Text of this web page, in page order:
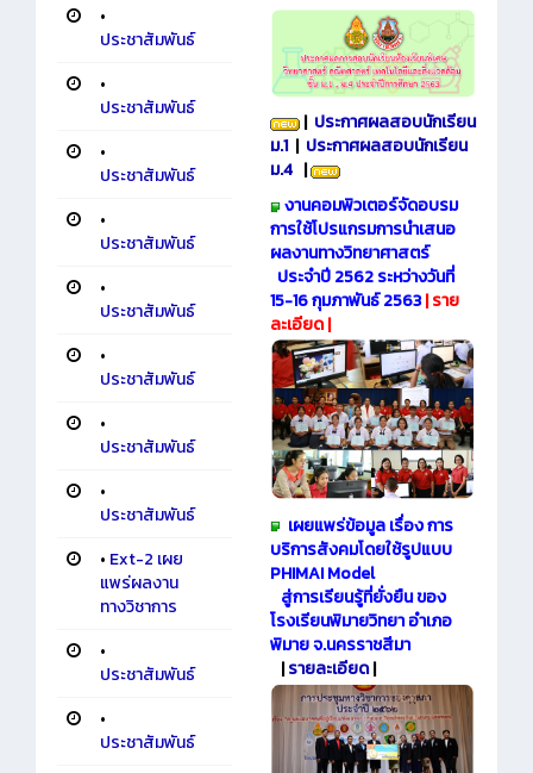
•
ประชาสัมพันธ์
•
ประชาสัมพันธ์
•
ประชาสัมพันธ์
•
ประชาสัมพันธ์
•
ประชาสัมพันธ์
•
ประชาสัมพันธ์
•
ประชาสัมพันธ์
•
ประชาสัมพันธ์
• Ext-2 เผย
แพร่ผลงาน
ทางวิชาการ
•
ประชาสัมพันธ์
•
ประชาสัมพันธ์
| ประกาศผลสอบนักเรียน
ม.1| ประกาศผลสอบนักเรียน
ม.4 |
งานคอมพิวเตอร์จัดอบรม
การใช้โปรแกรมการนำเสนอ
ผลงานทางวิทยาศาสตร์
ประจำปี 2562 ระหว่างวันที่
15-16 กุมภาพันธ์ 2563|ราย
ละเอียด|
เผยแพร่ข้อมูล เรื่อง การ
บริการสังคมโดยใช้รูปแบบ
PHIMAI Model
สู่การเรียนรู้ที่ยั่งยืน ของ
โรงเรียนพิมายวิทยา อำเภอ
พิมาย จ.นครราชสีมา
|รายละเอียด|